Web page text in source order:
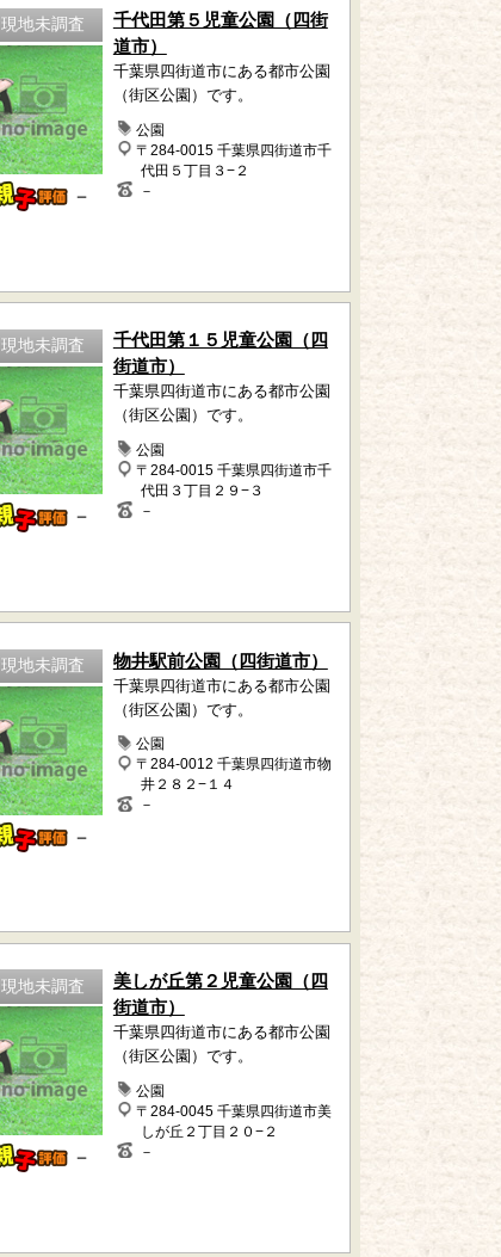
現地未調査
－
千代田第５児童公園（四街
道市）
千葉県四街道市にある都市公園
（街区公園）です。
公園
〒284-0015 千葉県四街道市千
代田５丁目３−２
－
現地未調査
－
千代田第１５児童公園（四
街道市）
千葉県四街道市にある都市公園
（街区公園）です。
公園
〒284-0015 千葉県四街道市千
代田３丁目２９−３
－
現地未調査
－
物井駅前公園（四街道市）
千葉県四街道市にある都市公園
（街区公園）です。
公園
〒284-0012 千葉県四街道市物
井２８２−１４
－
現地未調査
－
美しが丘第２児童公園（四
街道市）
千葉県四街道市にある都市公園
（街区公園）です。
公園
〒284-0045 千葉県四街道市美
しが丘２丁目２０−２
－